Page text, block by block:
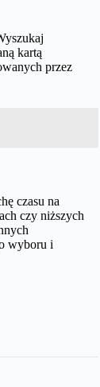
kartą
przez
czasu na
czy niższych
wyboru i